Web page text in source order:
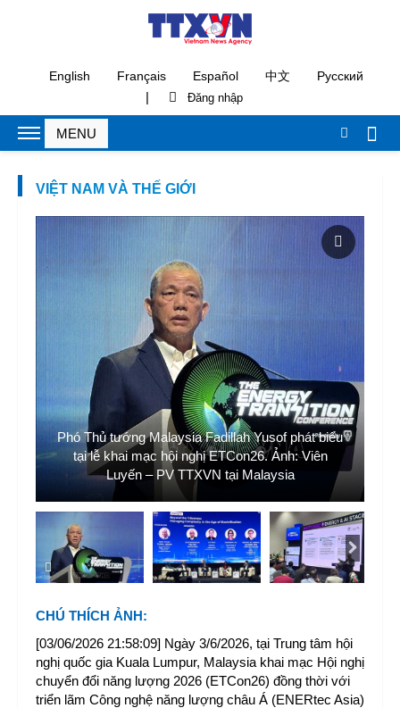
English Français Español 中文 Русский
|
VIỆT NAM VÀ THẾ GIỚI
Phó Thủ tướng Malaysia Fadillah Yusof phát biểu
tại lễ khai mạc hội nghị ETCon26. Ảnh: Viên
Luyến – PV TTXVN tại Malaysia
CHÚ THÍCH ẢNH:
[03/06/2026 21:58:09] Ngày 3/6/2026, tại Trung tâm hội
nghị quốc gia Kuala Lumpur, Malaysia khai mạc Hội nghị
chuyển đổi năng lượng 2026 (ETCon26) đồng thời với
triển lãm Công nghệ năng lượng châu Á (ENERtec Asia)